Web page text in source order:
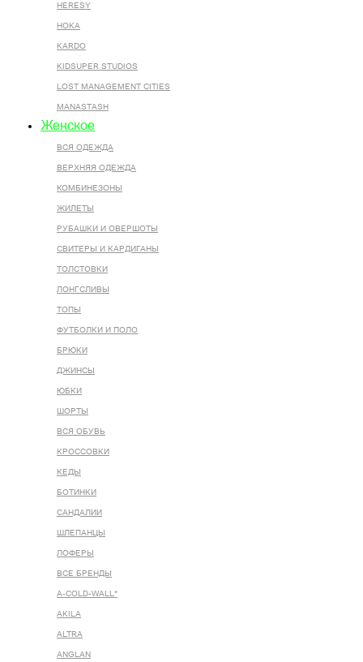
HERESY
HOKA
KARDO
KIDSUPER STUDIOS
LOST MANAGEMENT CITIES
MANASTASH
Женское
ВСЯ ОДЕЖДА
ВЕРХНЯЯ ОДЕЖДА
КОМБИНЕЗОНЫ
ЖИЛЕТЫ
РУБАШКИ И ОВЕРШОТЫ
СВИТЕРЫ И КАРДИГАНЫ
ТОЛСТОВКИ
ЛОНГСЛИВЫ
ТОПЫ
ФУТБОЛКИ И ПОЛО
БРЮКИ
ДЖИНСЫ
ЮБКИ
ШОРТЫ
ВСЯ ОБУВЬ
КРОССОВКИ
КЕДЫ
БОТИНКИ
САНДАЛИИ
ШЛЕПАНЦЫ
ЛОФЕРЫ
ВСЕ БРЕНДЫ
A-COLD-WALL*
AKILA
ALTRA
ANGLAN